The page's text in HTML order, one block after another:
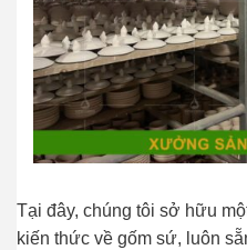
Tại đây, chúng tôi sở hữu
kiến thức về gốm sứ, luôn